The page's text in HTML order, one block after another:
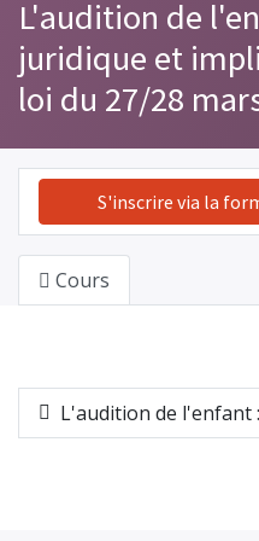
L'audition de
juridique et
loi du 27/28
S'inscrire via la
Cours